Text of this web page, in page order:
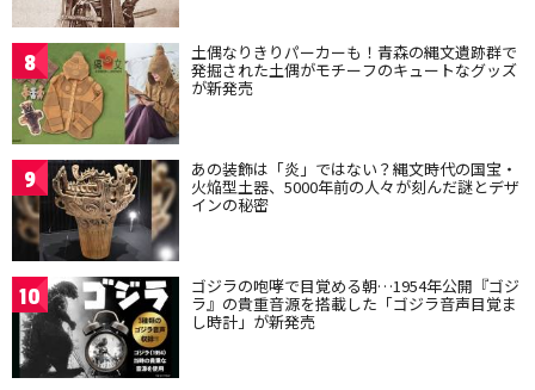
8 土偶なりきりパーカーも！青森の縄文遺跡群で
発掘された土偶がモチーフのキュートなグッズ
が新発売
9 あの装飾は「炎」ではない？縄文時代の国宝・
火焔型土器、5000年前の人々が刻んだ謎とデザ
インの秘密
10 ゴジラの咆哮で目覚める朝…1954年公開『ゴジ
ラ』の貴重音源を搭載した「ゴジラ音声目覚ま
し時計」が新発売